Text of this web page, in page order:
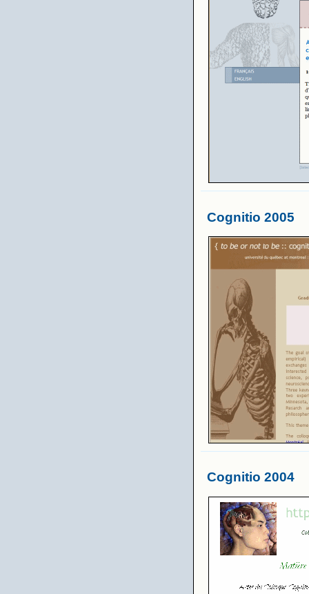
Cognitio 2005
Cognitio 2004